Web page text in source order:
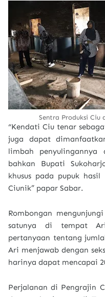
Sentra Produksi Ciu
“Kendati Ciu tenar
juga dapat
limbah penyulingannya
bahkan Bupati
khusus pada pupuk
Ciunik” papar Sabar.
Rombongan
satunya di tempat
pertanyaan tentang
Ari menjawab dengan
harinya dapat mencapai
Perjalanan di Pengrajin